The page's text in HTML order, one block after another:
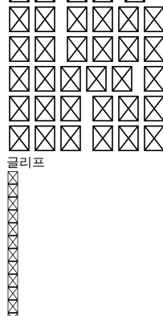
정될 것이라는
것이 일반적인
생각이다. 블
랙홀은 항성이
진화의 최종단
체 같은 스펙
트럼의 열복사
글리프
가
각
간
갈
감
개
거
건
것
게
결